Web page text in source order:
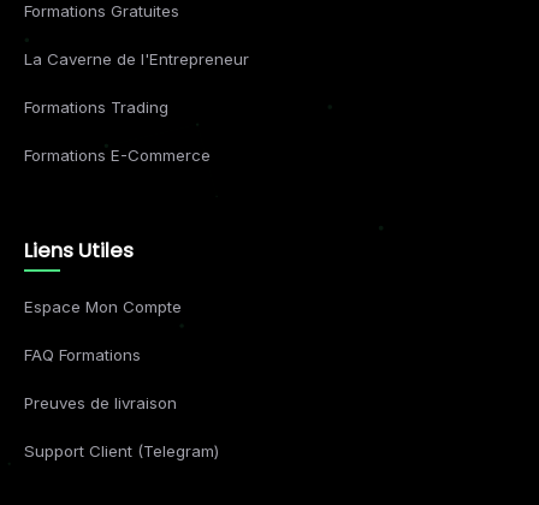
Formations Gratuites
La Caverne de l'Entrepreneur
Formations Trading
Formations E-Commerce
Liens Utiles
Espace Mon Compte
FAQ Formations
Preuves de livraison
Support Client (Telegram)